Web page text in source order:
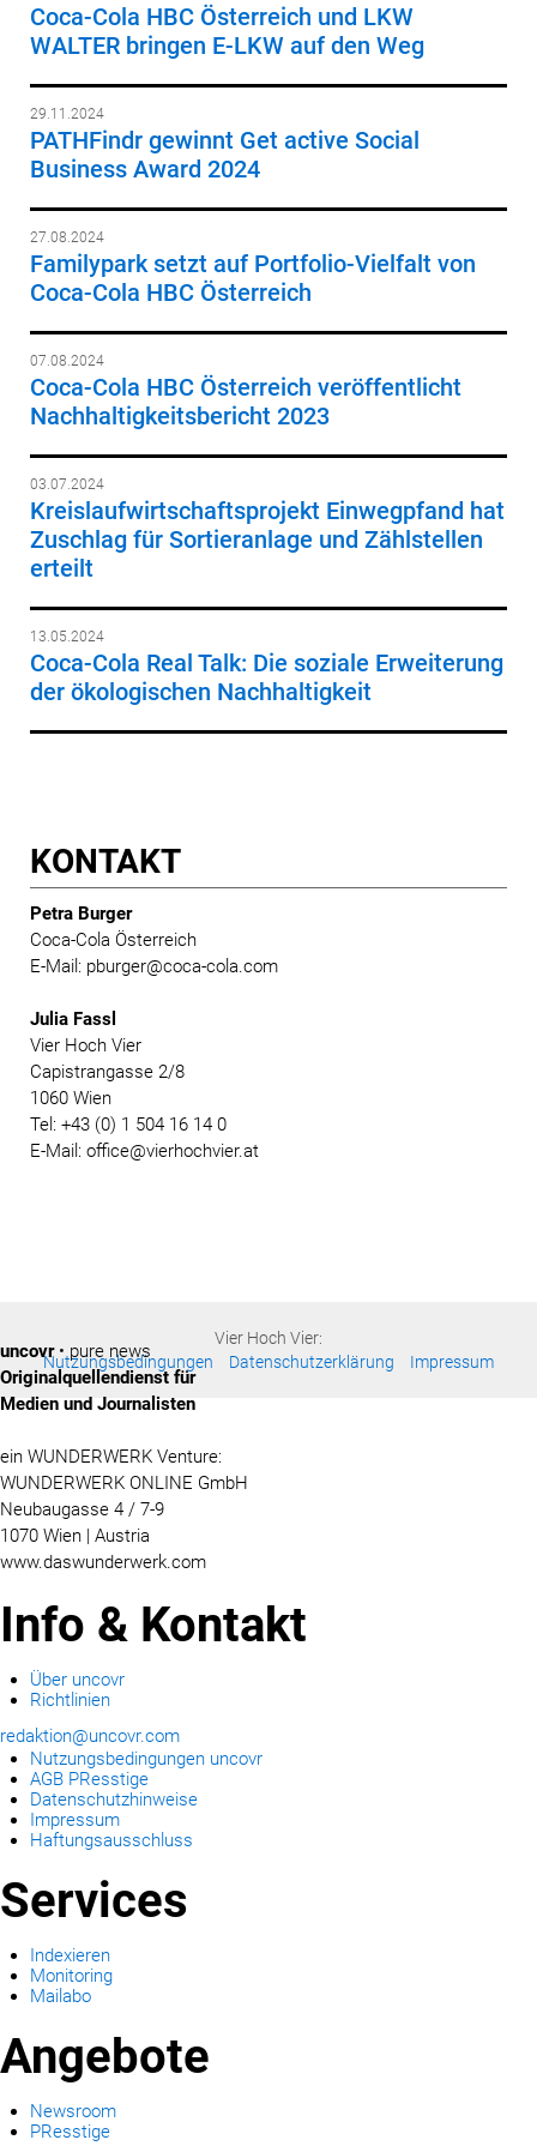
Coca-Cola HBC Österreich und LKW
WALTER bringen E-LKW auf den Weg
29.11.2024
PATHFindr gewinnt Get active Social
Business Award 2024
27.08.2024
Familypark setzt auf Portfolio-Vielfalt von
Coca-Cola HBC Österreich
07.08.2024
Coca-Cola HBC Österreich veröffentlicht
Nachhaltigkeitsbericht 2023
03.07.2024
Kreislaufwirtschaftsprojekt Einwegpfand hat
Zuschlag für Sortieranlage und Zählstellen
erteilt
13.05.2024
Coca-Cola Real Talk: Die soziale Erweiterung
der ökologischen Nachhaltigkeit
KONTAKT
Petra Burger
Coca-Cola Österreich
E-Mail: pburger@coca-cola.com
Julia Fassl
Vier Hoch Vier
Capistrangasse 2/8
1060 Wien
Tel: +43 (0) 1 504 16 14 0
E-Mail: office@vierhochvier.at
Vier Hoch Vier:
Nutzungsbedingungen
Datenschutzerklärung Impressum
uncovr• pure news
Originalquellendienst für
Medien und Journalisten
ein WUNDERWERK Venture:
WUNDERWERK ONLINE GmbH
Neubaugasse 4 / 7-9
1070 Wien | Austria
www.daswunderwerk.com
Info & Kontakt
Über uncovr
Richtlinien
redaktion@uncovr.com
Nutzungsbedingungen uncovr
AGB PResstige
Datenschutzhinweise
Impressum
Haftungsausschluss
Services
Indexieren
Monitoring
Mailabo
Angebote
Newsroom
PResstige